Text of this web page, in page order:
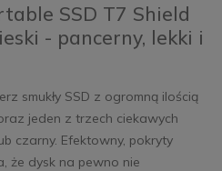
SSD T7 Shield
- pancerny, lekki i
smukły SSD z ogromną ilością
jeden z trzech ciekawych
czarny. Efektowny, pokryty
że dysk na pewno nie